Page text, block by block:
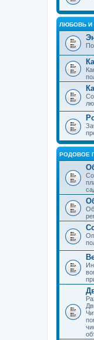
ЛЮБОВЬ И
РОДОВОЕ